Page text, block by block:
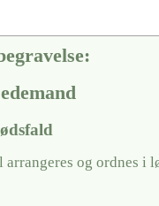
arrangeres og ordnes i